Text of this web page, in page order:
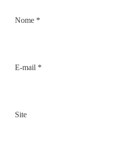
Nome *
E-mail *
Site